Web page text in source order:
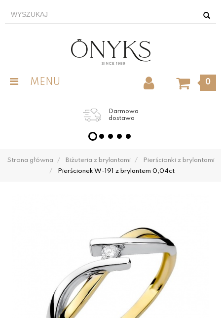
MENU 0
Darmowa
dostawa
Strona główna Biżuteria z brylantami
Pierścionki z brylantami
Pierścionek W-191 z brylantem 0,04ct